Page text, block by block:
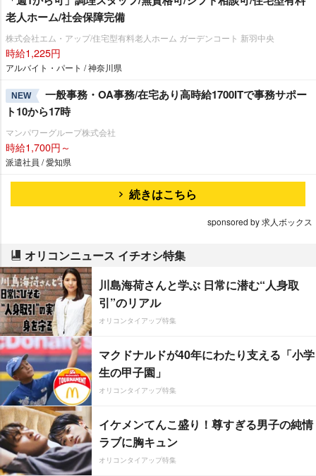
老人ホーム/社会保障完備
株式会社エム・アップ/住宅型有料老人ホーム ガーデンコート 新羽中央
時給1,225円
アルバイト・パート / 神奈川県
NEW
一般事務・OA事務/在宅あり高時給1700ITで事務サポー
ト10から17時
マンパワーグループ株式会社
時給1,700円～
派遣社員 / 愛知県
続きはこちら
sponsored by 求人ボックス
オリコンニュース イチオシ特集
川島海荷さんと学ぶ 日常に潜む“人身取
引”のリアル
オリコンタイアップ特集
マクドナルドが40年にわたり支える「小学
生の甲子園」
オリコンタイアップ特集
イケメンてんこ盛り！尊すぎる男子の純情
ラブに胸キュン
オリコンタイアップ特集